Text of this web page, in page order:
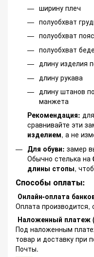
ширину плеч
полуобхват
полуобхват
полуобхват
длину изделия
длину рукава
длину штанов
манжета
Рекомендация:
сравнивайте эти
изделием, а не
Для обуви: замер
Обычно стелька на
длины стопы,
Способы оплаты:
Онлайн-оплата
Оплата
Наложенный платеж
Под наложенным
товар и доставку при
Почты.